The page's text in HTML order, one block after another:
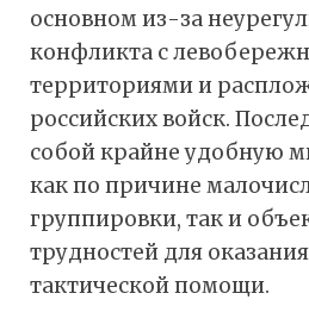
основном из-за
конфликта с
территориями и
российских войск.
собой крайне удобную
как по причине
группировки, так и
трудностей для
тактической помощи.